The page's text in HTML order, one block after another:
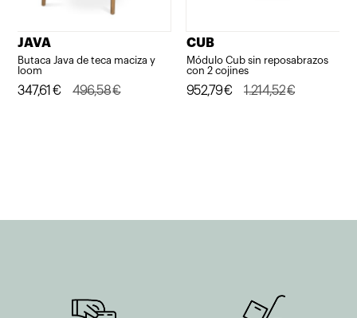
JAVA
Butaca Java de teca maciza y
loom
496,58€
El
347,61 €
El
CUB
Módulo Cub sin reposabrazos
con 2 cojines
1.214,52€
El
952,79€
El